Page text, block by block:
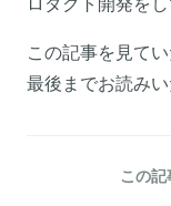
ロダクト開発を
この記事を見て
最後までお読み
この記